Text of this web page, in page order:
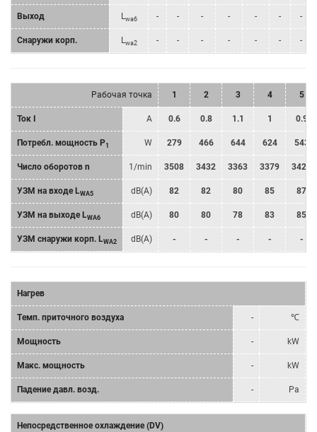
Bыход Lwa6 - - - - - - -
Снаружи корп. Lwa2 - - - - - - -
Рабочая точка 1 2 3 4 5
Ток I A 0.6 0.8 1.1 1 0.9
Потребл. мощность P1 W 279 466 644 624 543
Число оборотов n 1/min 3508 3432 3363 3379 3421
УЗМ на входе LWA5 dB(A) 82 82 80 85 87
УЗМ на выходе LWA6 dB(A) 80 80 78 83 85
УЗМ снаружи корп. LWA2 dB(A) - - - - -
Нагрев
Tемп. приточного воздуха - ℃
Мощность - kW
Mакс. мощность - kW
Падение давл. возд. - Pa
Непосредственное охлаждение (DV)